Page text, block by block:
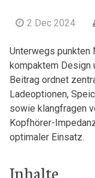
2 Dec 2024
Unterwegs punkten
kompaktem Design
Beitrag ordnet
Ladeoptionen,
sowie klangfragen
Kopfhörer-
optimaler Einsatz.
Inhalte